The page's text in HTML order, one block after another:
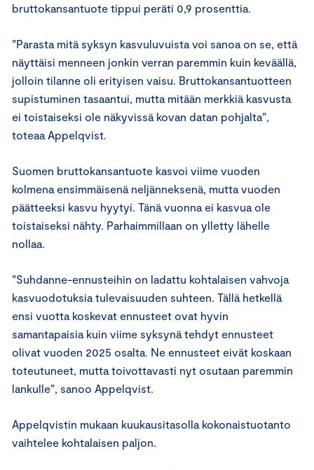
bruttokansantuote tippui peräti 0,9 prosenttia.
”Parasta mitä syksyn kasvuluvuista voi sanoa on se, että
näyttäisi menneen jonkin verran paremmin kuin keväällä,
jolloin tilanne oli erityisen vaisu. Bruttokansantuotteen
supistuminen tasaantui, mutta mitään merkkiä kasvusta
ei toistaiseksi ole näkyvissä kovan datan pohjalta”,
toteaa Appelqvist.
Suomen bruttokansantuote kasvoi viime vuoden
kolmena ensimmäisenä neljänneksenä, mutta vuoden
päätteeksi kasvu hyytyi. Tänä vuonna ei kasvua ole
toistaiseksi nähty. Parhaimmillaan on ylletty lähelle
nollaa.
”Suhdanne-ennusteihin on ladattu kohtalaisen vahvoja
kasvuodotuksia tulevaisuuden suhteen. Tällä hetkellä
ensi vuotta koskevat ennusteet ovat hyvin
samantapaisia kuin viime syksynä tehdyt ennusteet
olivat vuoden 2025 osalta. Ne ennusteet eivät koskaan
toteutuneet, mutta toivottavasti nyt osutaan paremmin
lankulle”, sanoo Appelqvist.
Appelqvistin mukaan kuukausitasolla kokonaistuotanto
vaihtelee kohtalaisen paljon.